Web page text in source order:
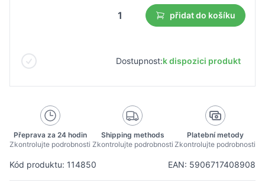
Kód produktu: 114850 EAN: 5906717408908
přidat do košíku
Dostupnost:k dispozici produkt
Přeprava za 24 hodin
Zkontrolujte podrobnosti
Shipping methods
Zkontrolujte podrobnosti
Platební metody
Zkontrolujte podrobnosti